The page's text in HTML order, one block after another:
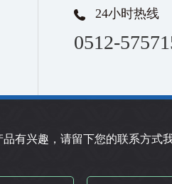
24小时热线
0512-
有兴趣，请留下您的联系方式